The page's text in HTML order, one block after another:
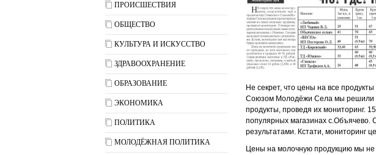
ПРОИСШЕСТВИЯ
ОБЩЕСТВО
КУЛЬТУРА И ИСКУССТВО
ЗДРАВООХРАНЕНИЕ
ОБРАЗОВАНИЕ
ЭКОНОМИКА
ПОЛИТИКА
МОЛОДЁЖНАЯ ПОЛИТИКА
Не секрет, что цены на все
Союзом Молодёжи Села мы решили
продукты, проведя их мониторинг.
популярных магазинах с.Объячево.
результатами. Кстати, мониторинг
Цены на молочную продукцию мы не